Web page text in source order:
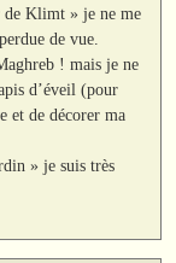
de Klimt » je ne me
de vue.
! mais je ne
d’éveil (pour
et de décorer ma
» je suis très